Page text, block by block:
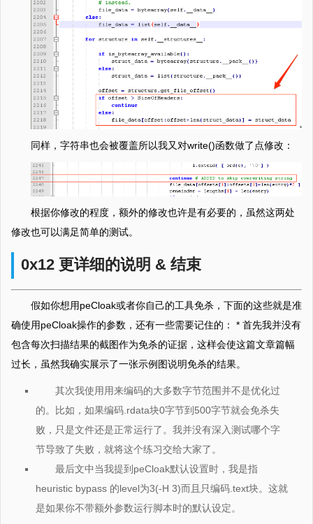
同样，字符串也会被覆盖所以我又对write()函数做了点修改：
根据你修改的程度，额外的修改也许是有必要的，虽然这两处
修改也可以满足简单的测试。
0x12 更详细的说明 & 结束
假如你想用peCloak或者你自己的工具免杀，下面的这些就是准
确使用peCloak操作的参数，还有一些需要记住的： * 首先我并没有
包含每次扫描结果的截图作为免杀的证据，这样会使这篇文章篇幅
过长，虽然我确实展示了一张示例图说明免杀的结果。
其次我使用用来编码的大多数字节范围并不是优化过
的。比如，如果编码.rdata块0字节到500字节就会免杀失
败，只是文件还是正常运行了。我并没有深入测试哪个字
节导致了失败，就将这个练习交给大家了。
最后文中当我提到peCloak默认设置时，我是指
heuristic bypass 的level为3(-H 3)而且只编码.text块。这就
是如果你不带额外参数运行脚本时的默认设定。